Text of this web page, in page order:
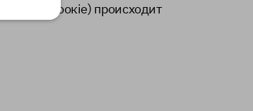
файлов соокiе) происходит